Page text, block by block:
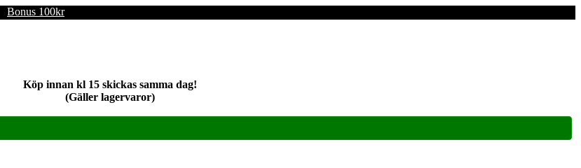
Bonus 100kr
Köp innan kl 15 skickas samma dag!
(Gäller lagervaror)